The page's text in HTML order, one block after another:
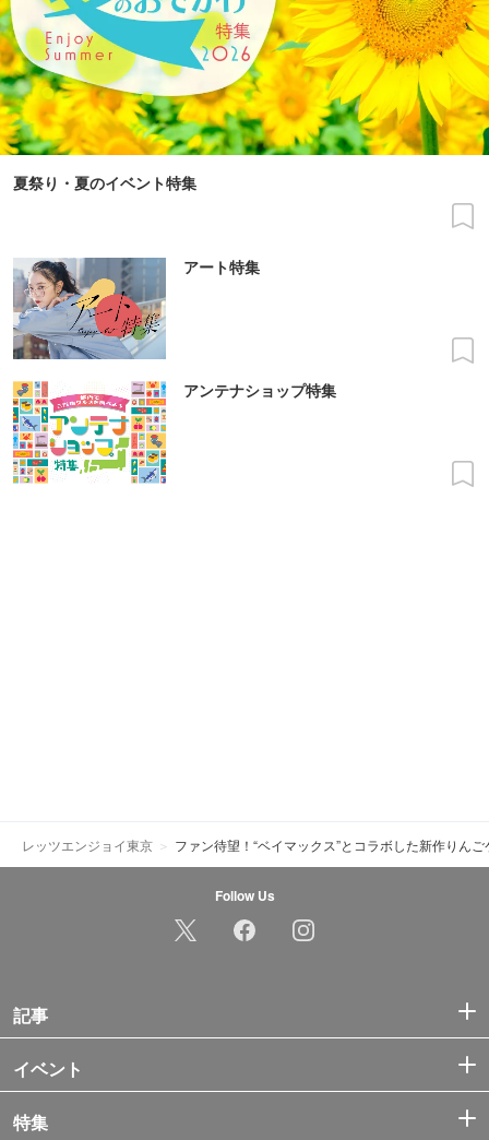
夏祭り・夏のイベント特集
アート特集
アンテナショップ特集
レッツエンジョイ東京 ファン待望！“ベイマックス”とコラボした新作りん
Follow Us
記事
イベント
特集